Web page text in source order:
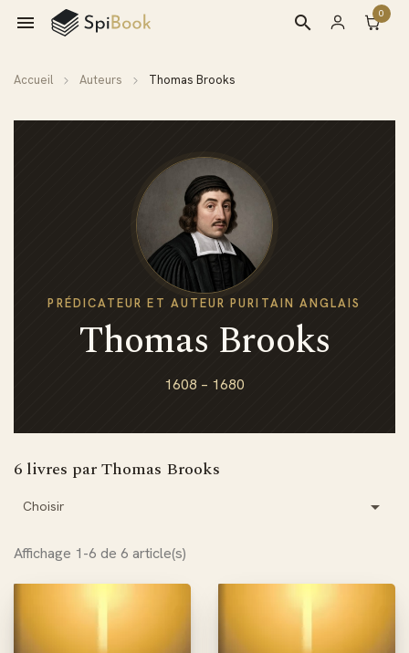
 0
search
Accueil Auteurs Thomas Brooks
PRÉDICATEUR ET AUTEUR PURITAIN ANGLAIS
Thomas Brooks
1608 – 1680
6 livres par Thomas Brooks
Choisir 
Affichage 1-6 de 6 article(s)